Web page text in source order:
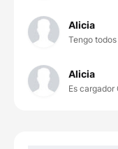
Alicia
Tengo
Alicia
Es